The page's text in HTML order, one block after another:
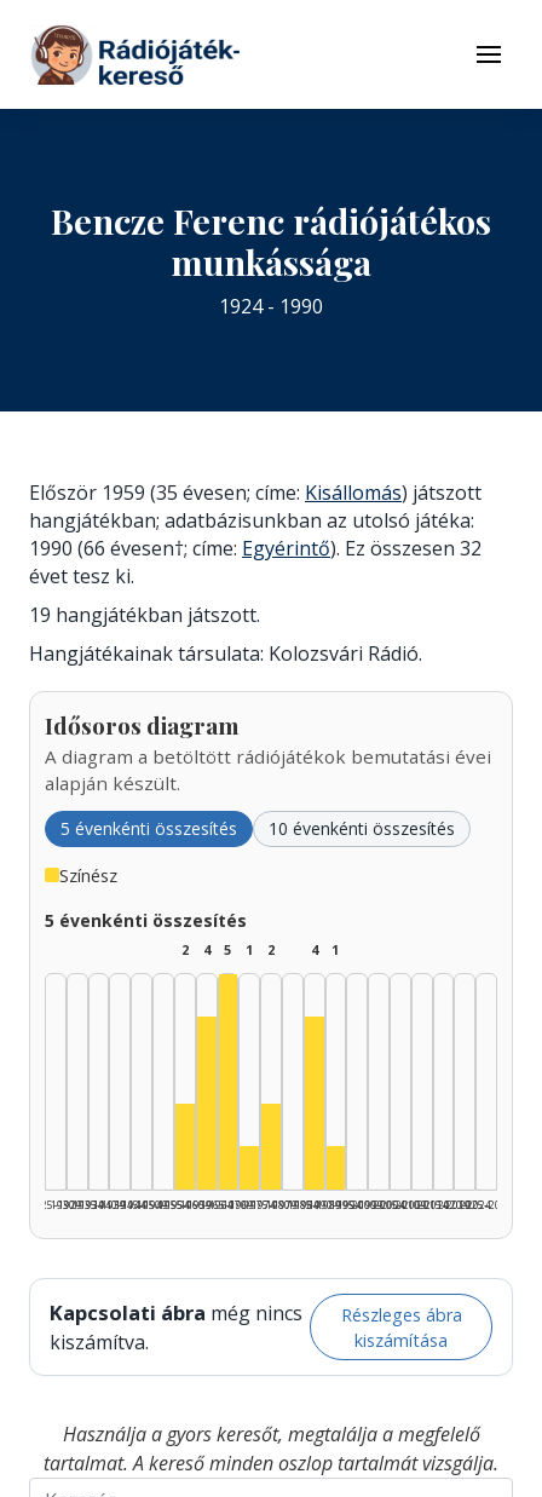
Tovább a tartalomhoz
Menü
Bencze Ferenc rádiójátékos
munkássága
1924 - 1990
Először 1959 (35 évesen; címe: Kisállomás) játszott
hangjátékban; adatbázisunkban az utolsó játéka:
1990 (66 évesen†; címe: Egyérintő). Ez összesen 32
évet tesz ki.
19 hangjátékban játszott.
Hangjátékainak társulata: Kolozsvári Rádió.
Idősoros diagram
A diagram a betöltött rádiójátékok bemutatási évei
alapján készült.
5 évenkénti összesítés 10 évenkénti összesítés
Színész
5 évenkénti összesítés
1925–1929
1930–1934
1935–1939
1940–1944
1945–1949
1950–1954
2
1955–1959
4
1960–1964
5
1965–1969
1
1970–1974
2
1975–1979
1980–1984
4
1985–1989
1
1990–1994
1995–1999
2000–2004
2005–2009
2010–2014
2015–2019
2020–2024
2025–2026
Kapcsolati ábra még nincs
kiszámítva.
Részleges ábra
kiszámítása
Használja a gyors keresőt, megtalálja a megfelelő
tartalmat. A kereső minden oszlop tartalmát vizsgálja.